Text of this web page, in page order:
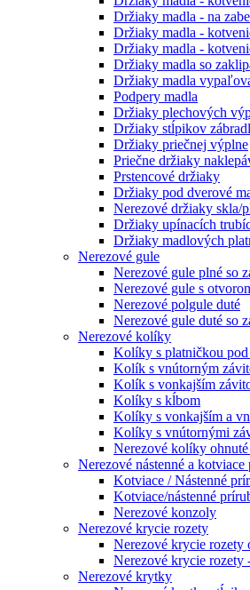
Držiaky madla - na
Držiaky madla -
Držiaky madla -
Držiaky madla so
Držiaky madla
Podpery madla
Držiaky plechových
Držiaky stĺpikov
Držiaky priečnej výplne
Priečne držiaky
Prstencové držiaky
Držiaky pod dverové
Nerezové držiaky skla/
Držiaky upínacích
Držiaky madlových
Nerezové gule
Nerezové gule plné so
Nerezové gule s
Nerezové polgule duté
Nerezové gule duté so
Nerezové kolíky
Kolíky s platničkou
Kolík s vnútorným
Kolík s vonkajším
Kolíky s kĺbom
Kolíky s vonkajším a
Kolíky s vnútornými
Nerezové kolíky ohnuté
Nerezové nástenné a
Kotviace / Nástenné
Kotviace/nástenné
Nerezové konzoly
Nerezové krycie rozety
Nerezové krycie rozety
Nerezové krycie rozety
Nerezové krytky